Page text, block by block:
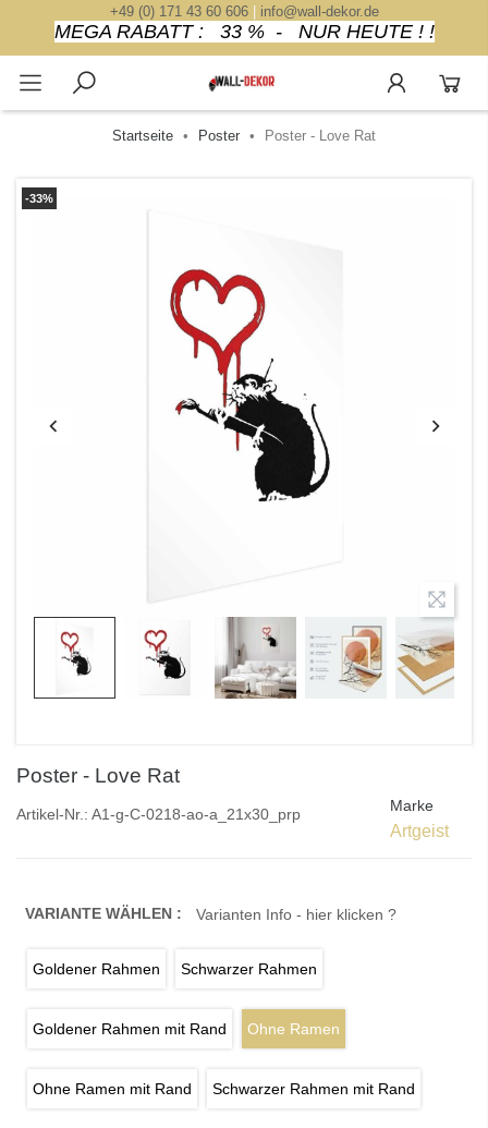
+49 (0) 171 43 60 606| info@wall-dekor.de
MEGA RABATT : 33 % - NUR HEUTE ! !
Startseite Poster Poster - Love Rat
-33%
Poster - Love Rat
Artikel-Nr.: A1-g-C-0218-ao-a_21x30_prp Marke
Artgeist
VARIANTE WÄHLEN : Varianten Info - hier klicken ?
Goldener Rahmen Schwarzer Rahmen
Goldener Rahmen mit Rand Ohne Ramen
Ohne Ramen mit Rand Schwarzer Rahmen mit Rand